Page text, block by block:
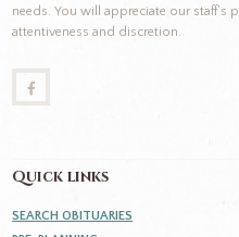
needs. You will appreciate our staff’s
attentiveness and discretion.
Quick links
SEARCH OBITUARIES